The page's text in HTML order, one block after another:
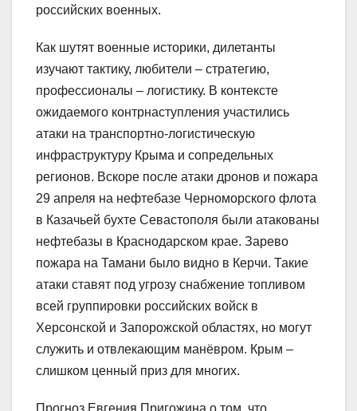
российских военных.
Как шутят военные историки, дилетанты
изучают тактику, любители – стратегию,
профессионалы – логистику. В контексте
ожидаемого контрнаступления участились
атаки на транспортно-логистическую
инфраструктуру Крыма и сопредельных
регионов. Вскоре после атаки дронов и пожара
29 апреля на нефтебазе Черноморского флота
в Казачьей бухте Севастополя были атакованы
нефтебазы в Краснодарском крае. Зарево
пожара на Тамани было видно в Керчи. Такие
атаки ставят под угрозу снабжение топливом
всей группировки российских войск в
Херсонской и Запорожской областях, но могут
служить и отвлекающим манёвром. Крым –
слишком ценный приз для многих.
Прогноз Евгения Пригожина о том, что